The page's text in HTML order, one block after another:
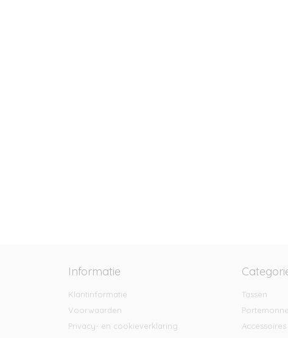
Informatie
Klantinformatie
Voorwaarden
Privacy- en cookieverklaring
Tassen
Accessoires